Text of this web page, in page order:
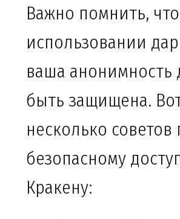
Важно помнить,
использовании
ваша анонимность
быть защищена.
несколько советов
безопасному
Кракену: